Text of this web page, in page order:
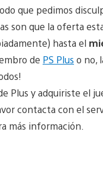
que pedimos
son que la oferta
hasta el
de PS Plus o no,
Plus y adquiriste el
contacta con el
más información.